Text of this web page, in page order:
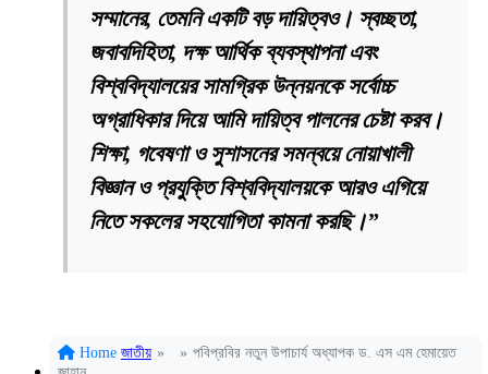
সম্মানের, তেমনি একটি বড় দায়িত্বও। স্বচ্ছতা,
জবাবদিহিতা, দক্ষ আর্থিক ব্যবস্থাপনা এবং
বিশ্ববিদ্যালয়ের সামগ্রিক উন্নয়নকে সর্বোচ্চ
অগ্রাধিকার দিয়ে আমি দায়িত্ব পালনের চেষ্টা করব।
শিক্ষা, গবেষণা ও সুশাসনের সমন্বয়ে নোয়াখালী
বিজ্ঞান ও প্রযুক্তি বিশ্ববিদ্যালয়কে আরও এগিয়ে
নিতে সকলের সহযোগিতা কামনা করছি।”
Home জাতীয় » » পবিপ্রবির নতুন উপাচার্য অধ্যাপক ড. এস এম হেমায়েত